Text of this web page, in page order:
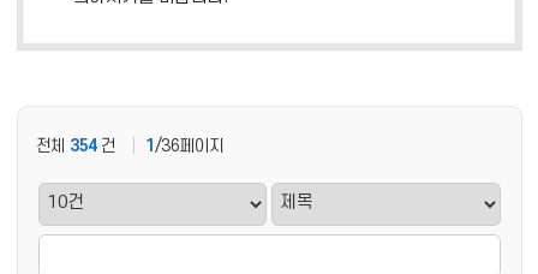
전체 354 건 1 /36페이지